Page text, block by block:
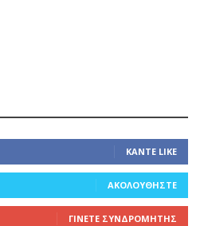
ΚΆΝΤΕ LIKE
ΑΚΟΛΟΥΘΉΣΤΕ
ΓΊΝΕΤΕ ΣΥΝΔΡΟΜΗΤΉΣ